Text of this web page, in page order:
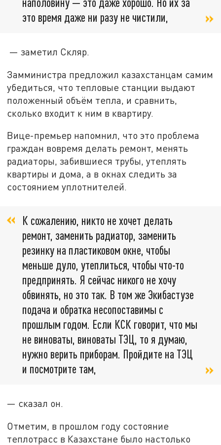
это время даже ни разу не чистили,
— заметил Скляр.
Замминистра предложил казахстанцам самим
убедиться, что тепловые станции выдают
положенный объём тепла, и сравнить,
сколько входит к ним в квартиру.
Вице-премьер напомнил, что это проблема
граждан вовремя делать ремонт, менять
радиаторы, забившиеся трубы, утеплять
квартиры и дома, а в окнах следить за
состоянием уплотнителей.
К сожалению, никто не хочет делать
ремонт, заменить радиатор, заменить
резинку на пластиковом окне, чтобы
меньше дуло, утеплиться, чтобы что-то
предпринять. Я сейчас никого не хочу
обвинять, но это так. В том же Экибастузе
подача и обратка несопоставимы с
прошлым годом. Если КСК говорит, что мы
не виноваты, виноваты ТЭЦ, то я думаю,
нужно верить приборам. Пройдите на ТЭЦ
и посмотрите там,
— сказал он.
Отметим, в прошлом году состояние
теплотрасс в Казахстане было настолько